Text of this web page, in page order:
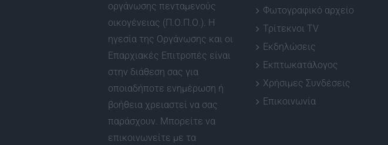
οργάνωσης πενταμενούς
οικογένειας (Π.Ο.Π.Ο.). Η
ηγεσία της Οργάνωσης και οι
Επαρχιακές Επιτροπές είναι
στην διάθεση σας για
οποιαδήποτε ενημέρωση ή
βοήθεια χρειαστεί να σας
παράσχουν. Μπορείτε να
επικοινωνείτε με τα
Φωτογραφικό αρχείο
Τρίτεκνοι TV
Εκδηλώσεις
Εκπτωκατάλογος
Χρήσιμες Συνδέσεις
Επικοινωνία